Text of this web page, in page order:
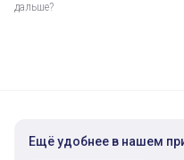
дальше?
Ещё удобнее в нашем